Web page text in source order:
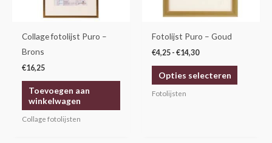
Collage fotolijst Puro –
Brons
€16,25
Toevoegen aan
winkelwagen
Collage fotolijsten
Fotolijst Puro – Goud
€4,25 - €14,30
Opties selecteren
kan
op
Fotolijsten